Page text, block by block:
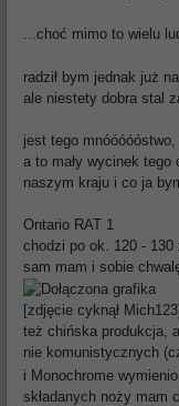
...choć mimo to wielu
radził bym jednak już
ale niestety dobra stal
jest tego mnóóóóóstwo,
a to mały wycinek
naszym kraju i co ja
Ontario RAT 1
chodzi po ok. 120 - 130
sam mam i sobie
[zdjęcie cyknął Mich123]
też chińska produkcja,
nie komunistycznych
i Monochrome
składanych noży mam